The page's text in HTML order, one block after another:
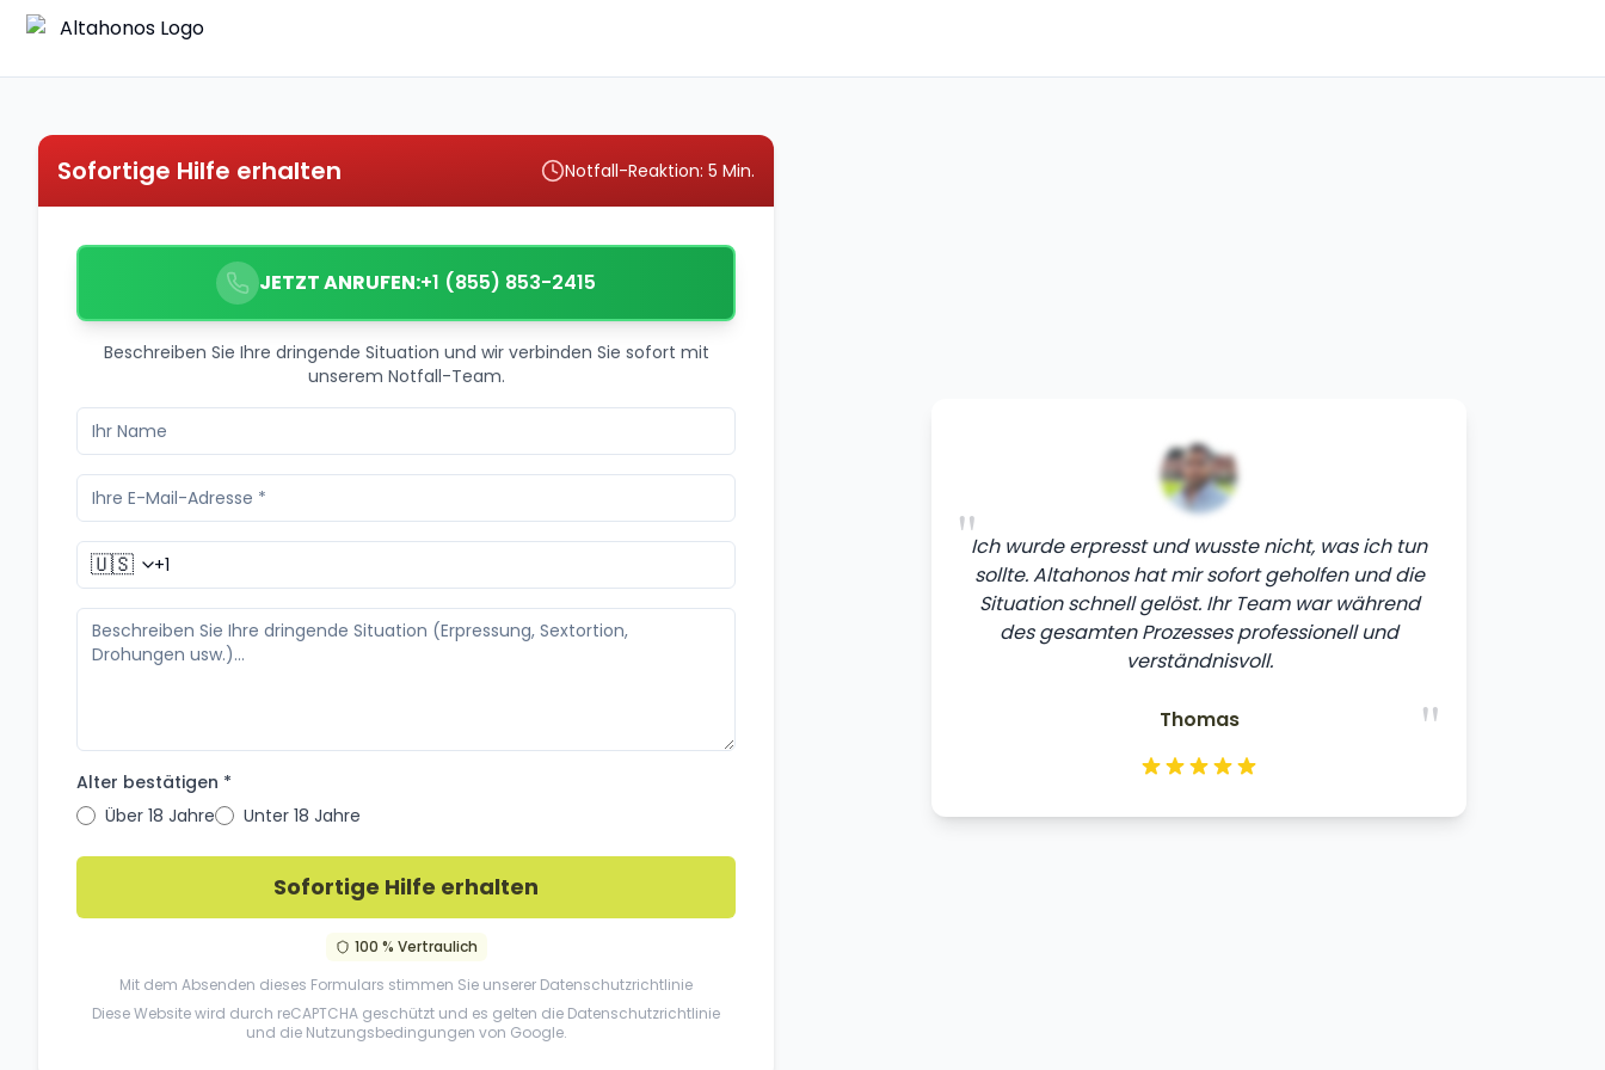
Sofortige Hilfe erhalten Notfall-Reaktion: 5 Min.
JETZT ANRUFEN:+1 (855) 853-2415
Beschreiben Sie Ihre dringende Situation und wir verbinden Sie sofort mit
unserem Notfall-Team.
🇺🇸
Alter bestätigen *
Über 18 Jahre
Unter 18 Jahre
Sofortige Hilfe erhalten
100 % Vertraulich
Mit dem Absenden dieses Formulars stimmen Sie unserer Datenschutzrichtlinie
Diese Website wird durch reCAPTCHA geschützt und es gelten die Datenschutzrichtlinie
und die Nutzungsbedingungen von Google.
"Ich wurde erpresst und wusste nicht, was ich tun
sollte. Altahonos hat mir sofort geholfen und die
Situation schnell gelöst. Ihr Team war während
des gesamten Prozesses professionell und
verständnisvoll.
"
Thomas